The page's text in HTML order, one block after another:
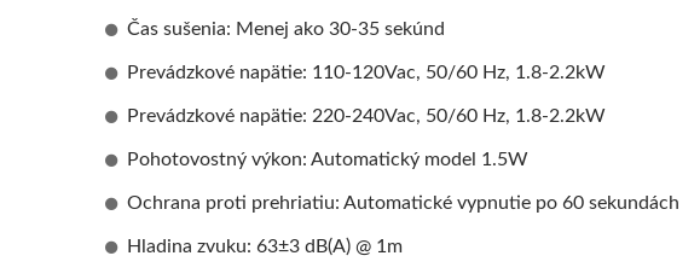
Čas sušenia: Menej ako 30-35 sekúnd
Prevádzkové napätie: 110-120Vac, 50/60 Hz, 1.8-2.2kW
Prevádzkové napätie: 220-240Vac, 50/60 Hz, 1.8-2.2kW
Pohotovostný výkon: Automatický model 1.5W
Ochrana proti prehriatiu: Automatické vypnutie po 60 sekundách
Hladina zvuku: 63±3 dB(A) @ 1m